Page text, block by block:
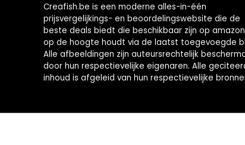
Creafish.be is een moderne alles-in-één
prijsvergelijkings- en beoordelingswebsite die de
beste deals biedt die beschikbaar zijn op
op de hoogte houdt via de laatst toegevoegde
Alle afbeeldingen zijn auteursrechtelijk
door hun respectievelijke eigenaren. Alle
inhoud is afgeleid van hun respectievelijke